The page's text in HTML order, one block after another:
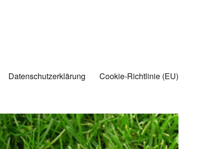
Datenschutzerklärung Cookie-Richtlinie (EU)